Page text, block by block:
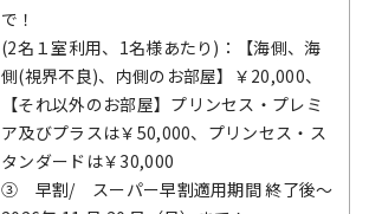
で！
(2名１室利用、1名様あたり)：【海側、海
側(視界不良)、内側のお部屋】￥20,000、
【それ以外のお部屋】プリンセス・プレミ
ア及びプラスは￥50,000、プリンセス・ス
タンダードは￥30,000
③ 早割/ スーパー早割適用期間 終了後～